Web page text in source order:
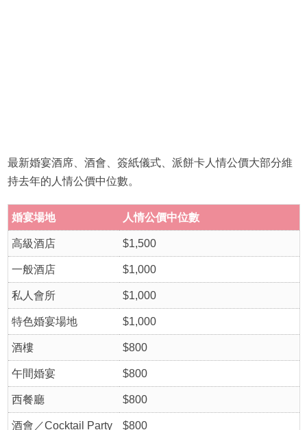
最新婚宴酒席、酒會、簽紙儀式、派餅卡人情公價大部分維
持去年的人情公價中位數。
婚宴場地 人情公價中位數
高級酒店 $1,500
一般酒店 $1,000
私人會所 $1,000
特色婚宴場地 $1,000
酒樓 $800
午間婚宴 $800
西餐廳 $800
酒會／Cocktail Party $800